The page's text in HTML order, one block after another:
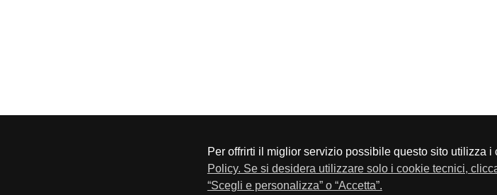
Per offrirti il miglior servizio possibile questo sito utilizza i
Policy. Se si desidera utilizzare solo i cookie tecnici,
“Scegli e personalizza” o “Accetta”.
Via F.Lippi, 30 25134 Brescia P.Iva 01548020179 - Telefono 030-